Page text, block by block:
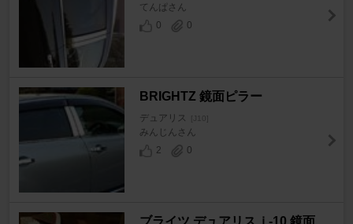
てんぱさん
0
0
BRIGHTZ 鏡面ピラー
デュアリス [J10]
みんじんさん
2
0